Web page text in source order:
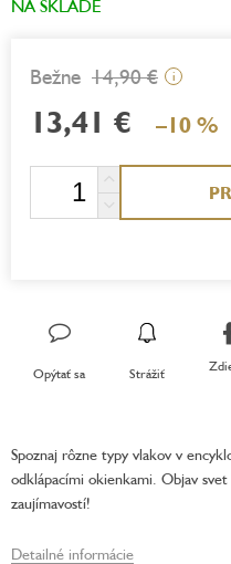
NA SKLADE
14,90 € i
13,41 € –10 %
Opýtať sa Strážiť
Spoznaj rôzne typy vlakov v
odklápacími okienkami. Objav
zaujímavostí!
Detailné informácie